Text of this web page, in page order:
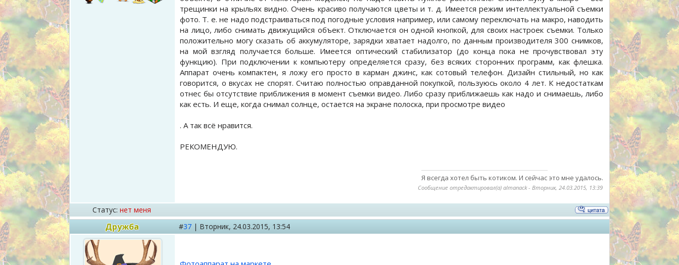
трещинки на крыльях видно. Очень красиво получаются цветы и т. д. Имеется режим интеллектуальной съемки
фото. Т. е. не надо подстраиваться под погодные условия например, или самому переключать на макро, наводить
на лицо, либо снимать движущийся объект. Отключается он одной кнопкой, для своих настроек съемки. Только
положительно могу сказать об аккумуляторе, зарядки хватает надолго, по данным производителя 300 снимков,
на мой взгляд получается больше. Имеется оптический стабилизатор (до конца пока не прочувствовал эту
функцию). При подключении к компьютеру определяется сразу, без всяких сторонних программ, как флешка.
Аппарат очень компактен, я ложу его просто в карман джинс, как сотовый телефон. Дизайн стильный, но как
говорится, о вкусах не спорят. Считаю полностью оправданной покупкой, пользуюсь около 4 лет. К недостаткам
отнес бы отсутствие приближения в момент съемки видео. Либо сразу приближаешь как надо и снимаешь, либо
как есть. И еще, когда снимал солнце, остается на экране полоска, при просмотре видео
. А так всё нравится.
РЕКОМЕНДУЮ.
Я всегда хотел быть котиком. И сейчас это мне удалось.
Сообщение отредактировал(а) almanack- Вторник, 24.03.2015, 13:39
Статус: нет меня
Дружба #37 | Вторник, 24.03.2015, 13:54